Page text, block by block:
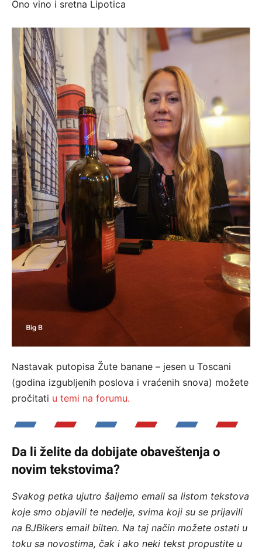
Ono vino i sretna Lipotica
Nastavak putopisa Žute banane – jesen u Toscani
(godina izgubljenih poslova i vraćenih snova) možete
pročitati u temi na forumu.
Da li želite da dobijate obaveštenja o
novim tekstovima?
Svakog petka ujutro šaljemo email sa listom tekstova
koje smo objavili te nedelje, svima koji su se prijavili
na BJBikers email bilten. Na taj način možete ostati u
toku sa novostima, čak i ako neki tekst propustite u